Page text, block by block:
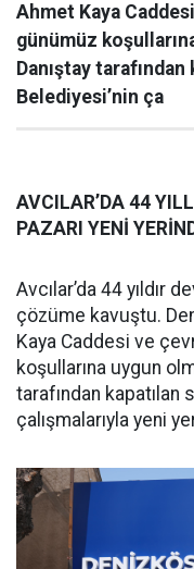
Ahmet Kaya
günümüz
Danıştay
Belediyesi’nin ça
AVCILAR’DA 44
PAZARI YENİ
Avcılar’da 44 yıldır
çözüme kavuştu.
Kaya Caddesi ve
koşullarına uygun
tarafından kapatılan
çalışmalarıyla yeni